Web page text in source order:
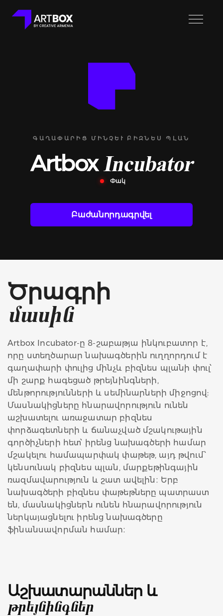
ԳԱՂԱՓԱՐԻՑ ՄԻՆՉԵՒ ԲԻԶՆԵՍ ՊԼԱՆ
ArtboxIncubator
Փակ
Բաժանորդագրվել
Ծրագրի
մասին
Artbox Incubator-ը 8-շաբաթյա ինկուբատոր է,
որը ստեղծարար նախագծերին ուղղորդում է
գաղափարի փուլից մինչև բիզնես պլանի փուլ՝
մի շարք հագեցած թրեյնինգների,
մենթորությունների և սեմինարների միջոցով:
Մասնակիցները հնարավորություն ունեն
աշխատելու առաջատար բիզնես
փորձագետների և ճանաչված մշակութային
գործիչների հետ՝ իրենց նախագծերի համար
մշակելու համապարփակ փաթեթ, այդ թվում՝
կենսունակ բիզնես պլան, մարքեթինգային
ռազմավարություն և շատ ավելին։ Երբ
նախագծերի բիզնես փաթեթները պատրաստ
են, մասնակիցներն ունեն հնարավորություն
ներկայացնելու իրենց նախագծերը
ֆինանսավորման համար։
Աշխատարաններ և
թրեյնինգներ